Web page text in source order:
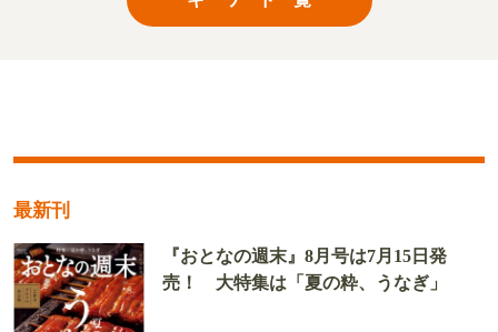
最新刊
『おとなの週末』8月号は7月15日発
売！ 大特集は「夏の粋、うなぎ」